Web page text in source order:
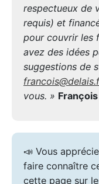
respectueux de
requis) et
pour couvrir les
avez des idées
suggestions de
vous. » François
📣 Vous
faire connaître
cette page sur